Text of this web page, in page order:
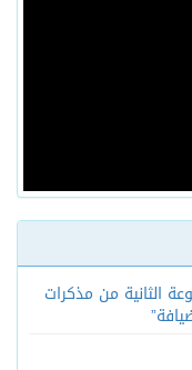
الثانية من مذكرات